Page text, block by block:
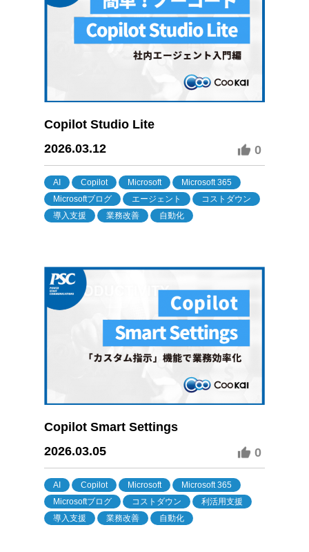
Copilot Studio Lite
2026.03.12
0
AI Copilot Microsoft
Microsoft 365
Microsoftブログ
エージェント
コストダウン
導入支援
業務改善 自動化
Copilot Smart Settings
2026.03.05
0
AI Copilot Microsoft
Microsoft 365
Microsoftブログ
コストダウン
利活用支援
導入支援
業務改善 自動化